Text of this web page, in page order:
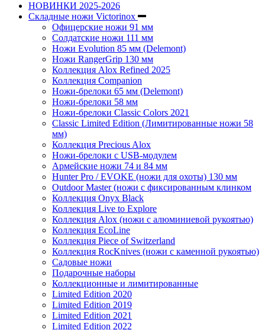
НОВИНКИ 2025-2026
Складные ножи Victorinox
Офицерские ножи 91 мм
Солдатские ножи 111 мм
Ножи Evolution 85 мм (Delemont)
Ножи RangerGrip 130 мм
Коллекция Alox Refined 2025
Коллекция Companion
Ножи-брелоки 65 мм (Delemont)
Ножи-брелоки 58 мм
Ножи-брелоки Classic Colors 2021
Classic Limited Edition (Лимитированные ножи 58
мм)
Коллекция Precious Alox
Ножи-брелоки с USB-модулем
Армейские ножи 74 и 84 мм
Hunter Pro / EVOKE (ножи для охоты) 130 мм
Outdoor Master (ножи с фиксированным клинком
Коллекция Onyx Black
Коллекция Live to Explore
Коллекция Alox (ножи с алюминиевой рукоятью)
Коллекция EcoLine
Коллекция Piece of Switzerland
Коллекция RocKnives (ножи с каменной рукоятью)
Садовые ножи
Подарочные наборы
Коллекционные и лимитированные
Limited Edition 2020
Limited Edition 2019
Limited Edition 2021
Limited Edition 2022